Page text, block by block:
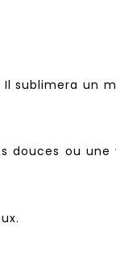
sublimera un
douces ou une